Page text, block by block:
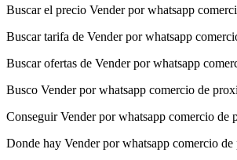
Buscar el precio Vender por whatsapp
Buscar tarifa de Vender por whatsapp
Buscar ofertas de Vender por whatsapp
Busco Vender por whatsapp comercio de
Conseguir Vender por whatsapp comercio de
Donde hay Vender por whatsapp comercio